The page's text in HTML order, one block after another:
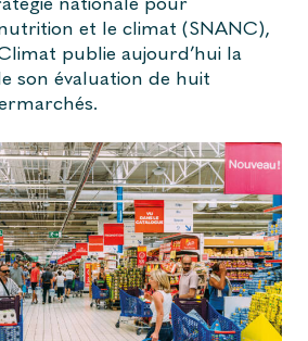
et le climat (SNANC),
publie aujourd’hui la
son évaluation de huit